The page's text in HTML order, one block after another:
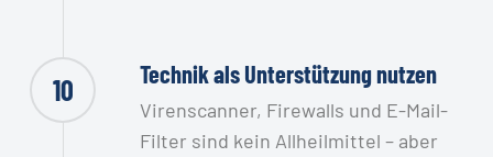
10 Technik als Unterstützung nutzen
Virenscanner, Firewalls und E-Mail-
Filter sind kein Allheilmittel – aber